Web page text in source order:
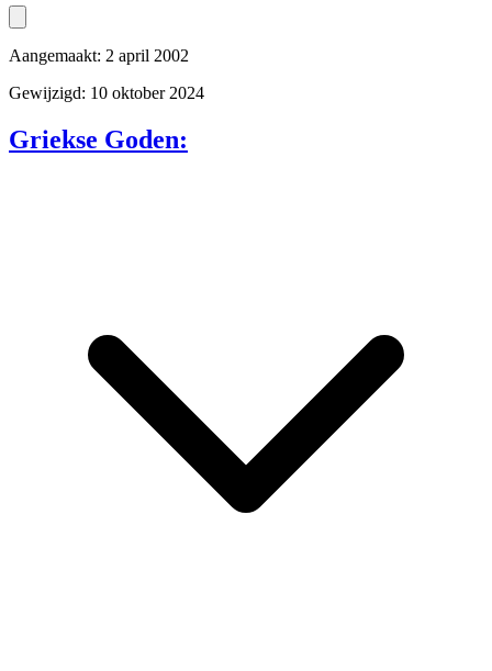
Aangemaakt: 2 april 2002
Gewijzigd: 10 oktober 2024
Griekse Goden: